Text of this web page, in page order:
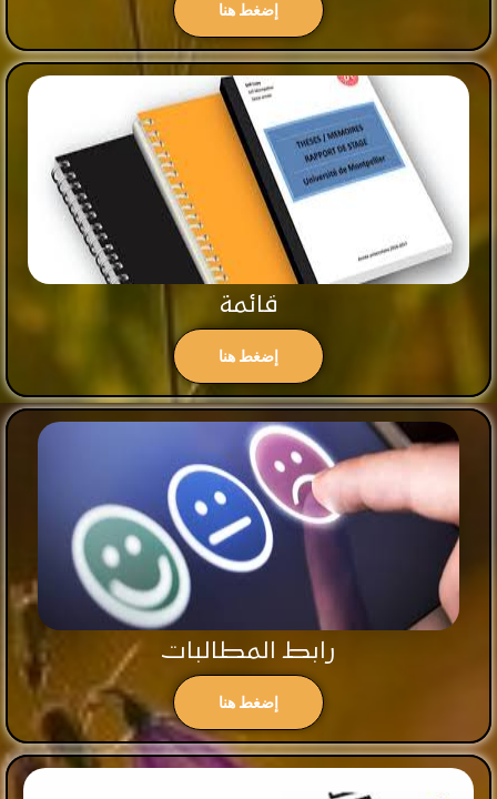
إضغط هنا
قائمة
إضغط هنا
رابط المطالبات
إضغط هنا